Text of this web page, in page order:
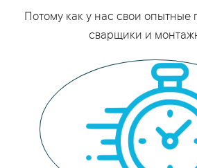
Потому как у нас свои опытные
сварщики и